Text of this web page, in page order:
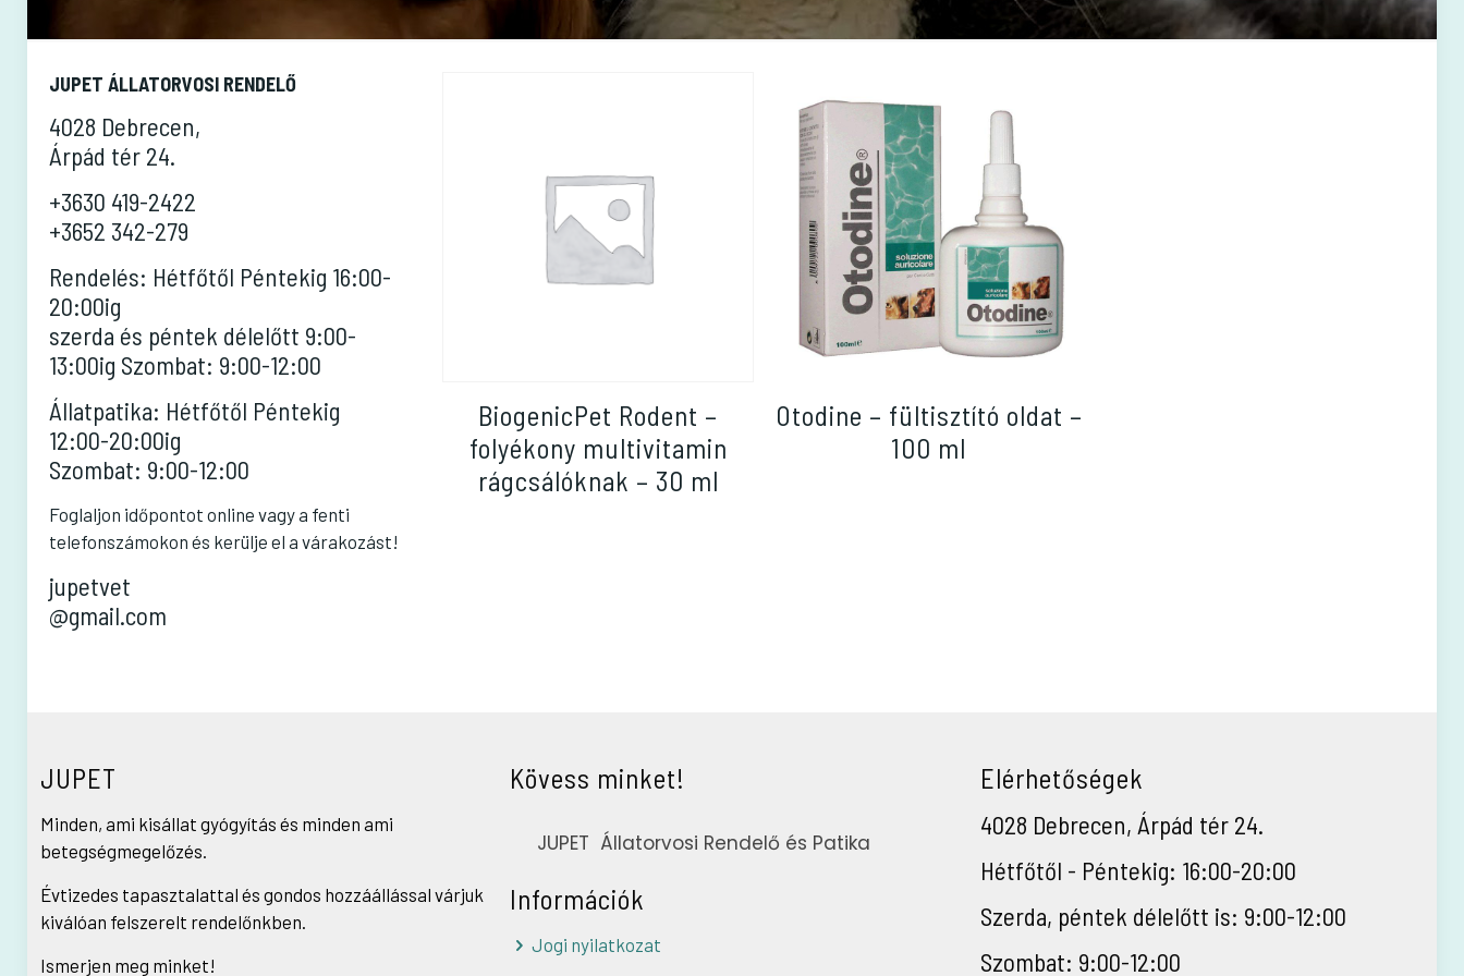
BiogenicPet Rodent –
folyékony multivitamin
rágcsálóknak – 30 ml
Otodine – fültisztító oldat –
100 ml
JUPET ÁLLATORVOSI RENDELŐ
4028 Debrecen,
Árpád tér 24.
+3630 419-2422
+3652 342-279
Rendelés: Hétfőtől Péntekig 16:00-
20:00ig
szerda és péntek délelőtt 9:00-
13:00ig Szombat: 9:00-12:00
Állatpatika: Hétfőtől Péntekig
12:00-20:00ig
Szombat: 9:00-12:00
Foglaljon időpontot online vagy a fenti
telefonszámokon és kerülje el a várakozást!
jupetvet
@gmail.com
JUPET
Minden, ami kisállat gyógyítás és minden ami
betegségmegelőzés.
Évtizedes tapasztalattal és gondos hozzáállással várjuk
kiválóan felszerelt rendelőnkben.
Ismerjen meg minket!
Kövess minket!
JUPET Állatorvosi Rendelő és Patika
Információk
Jogi nyilatkozat
Elérhetőségek
4028 Debrecen, Árpád tér 24.
Hétfőtől - Péntekig: 16:00-20:00
Szerda, péntek délelőtt is: 9:00-12:00
Szombat: 9:00-12:00